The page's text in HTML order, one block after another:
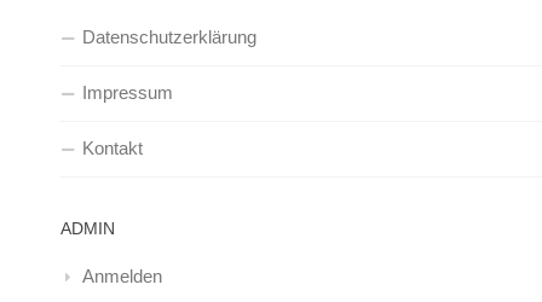
Datenschutzerklärung
Impressum
Kontakt
ADMIN
Anmelden